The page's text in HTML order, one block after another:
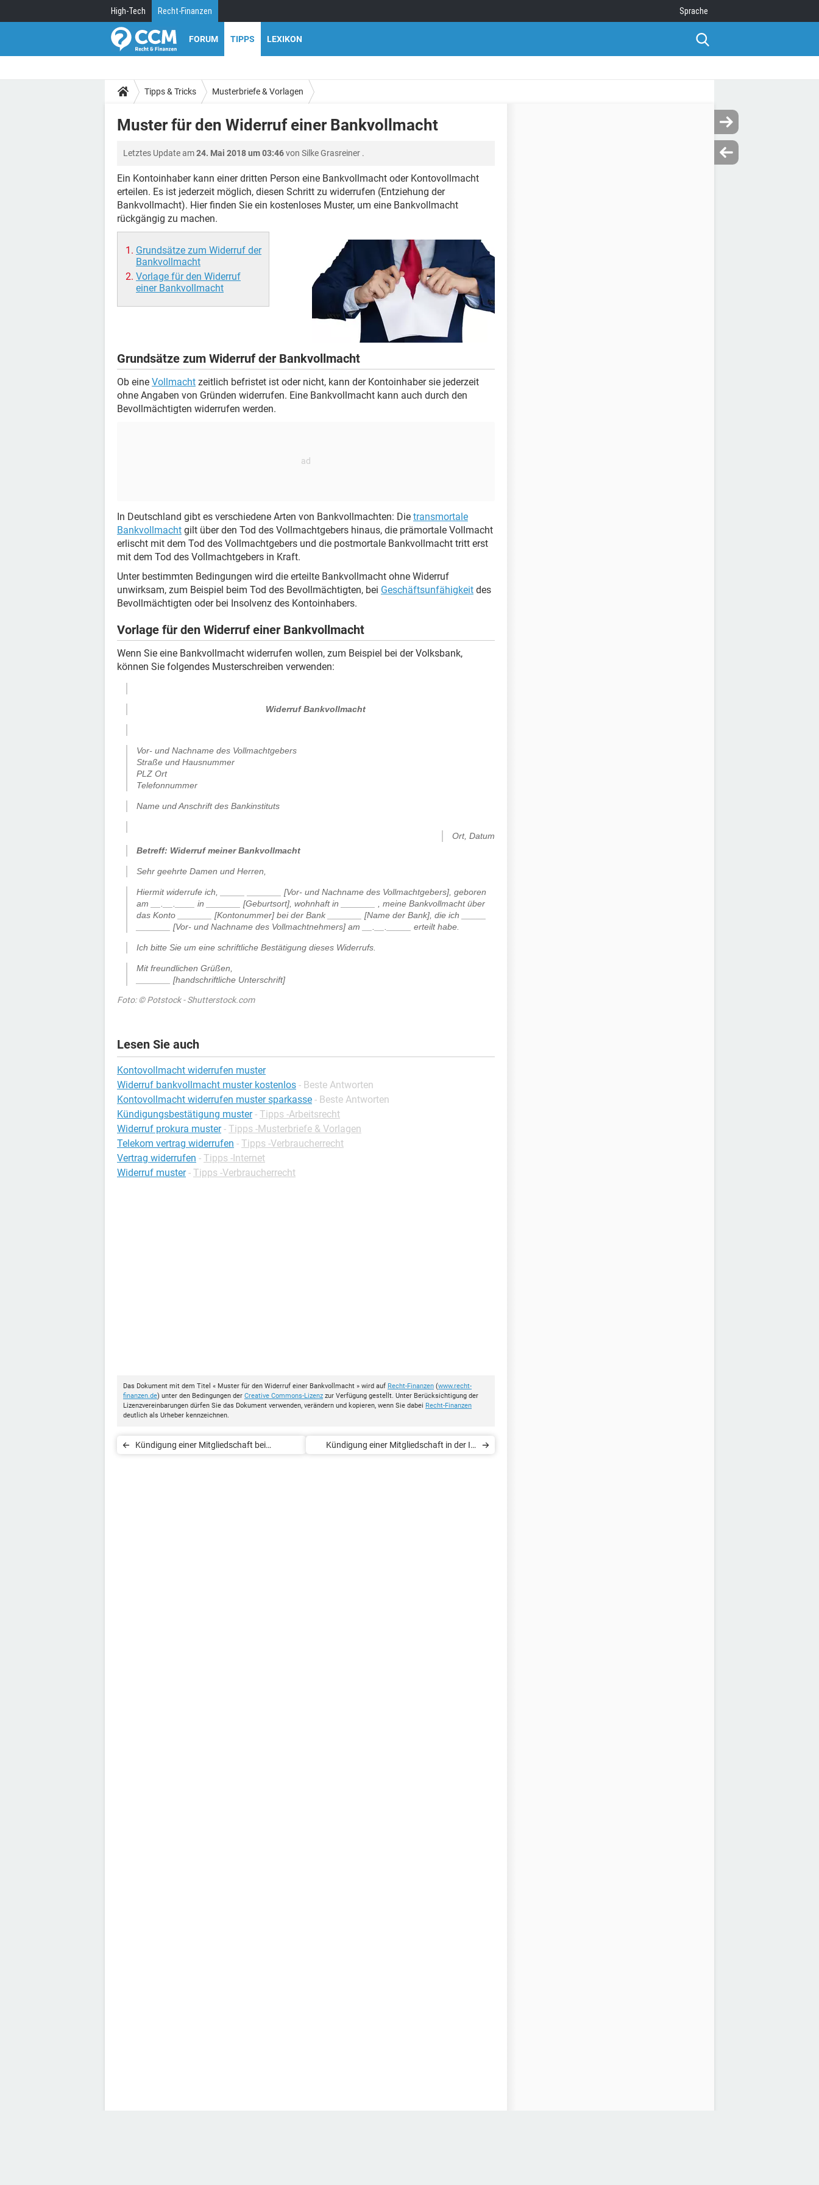
High-Tech Recht-Finanzen Sprache
FORUM TIPPS LEXIKON
Tipps & Tricks Musterbriefe & Vorlagen
Muster für den Widerruf einer Bankvollmacht
Letztes Update am24. Mai 2018 um 03:46von Silke Grasreiner .
Ein Kontoinhaber kann einer dritten Person eine Bankvollmacht oder Kontovollmacht
erteilen. Es ist jederzeit möglich, diesen Schritt zu widerrufen (Entziehung der
Bankvollmacht). Hier finden Sie ein kostenloses Muster, um eine Bankvollmacht
rückgängig zu machen.
Grundsätze zum Widerruf der
Bankvollmacht
Vorlage für den Widerruf
einer Bankvollmacht
Grundsätze zum Widerruf der Bankvollmacht
Ob eine Vollmacht zeitlich befristet ist oder nicht, kann der Kontoinhaber sie jederzeit
ohne Angaben von Gründen widerrufen. Eine Bankvollmacht kann auch durch den
Bevollmächtigten widerrufen werden.
In Deutschland gibt es verschiedene Arten von Bankvollmachten: Die transmortale
Bankvollmacht gilt über den Tod des Vollmachtgebers hinaus, die prämortale Vollmacht
erlischt mit dem Tod des Vollmachtgebers und die postmortale Bankvollmacht tritt erst
mit dem Tod des Vollmachtgebers in Kraft.
Unter bestimmten Bedingungen wird die erteilte Bankvollmacht ohne Widerruf
unwirksam, zum Beispiel beim Tod des Bevollmächtigten, bei Geschäftsunfähigkeit des
Bevollmächtigten oder bei Insolvenz des Kontoinhabers.
Vorlage für den Widerruf einer Bankvollmacht
Wenn Sie eine Bankvollmacht widerrufen wollen, zum Beispiel bei der Volksbank,
können Sie folgendes Musterschreiben verwenden:
Widerruf Bankvollmacht
Vor- und Nachname des Vollmachtgebers
Straße und Hausnummer
PLZ Ort
Telefonnummer
Name und Anschrift des Bankinstituts
Ort, Datum
Betreff: Widerruf meiner Bankvollmacht
Sehr geehrte Damen und Herren,
Hiermit widerrufe ich, _____ _______ [Vor- und Nachname des Vollmachtgebers], geboren
am __.__.____ in _______ [Geburtsort], wohnhaft in _______ , meine Bankvollmacht über
das Konto _______ [Kontonummer] bei der Bank _______ [Name der Bank], die ich _____
_______ [Vor- und Nachname des Vollmachtnehmers] am __.__._____ erteilt habe.
Ich bitte Sie um eine schriftliche Bestätigung dieses Widerrufs.
Mit freundlichen Grüßen,
_______ [handschriftliche Unterschrift]
Foto: © Potstock - Shutterstock.com
Lesen Sie auch
Kontovollmacht widerrufen muster
Widerruf bankvollmacht muster kostenlos - Beste Antworten
Kontovollmacht widerrufen muster sparkasse - Beste Antworten
Kündigungsbestätigung muster - Tipps -Arbeitsrecht
Widerruf prokura muster - Tipps -Musterbriefe & Vorlagen
Telekom vertrag widerrufen - Tipps -Verbraucherrecht
Vertrag widerrufen - Tipps -Internet
Widerruf muster - Tipps -Verbraucherrecht
Das Dokument mit dem Titel « Muster für den Widerruf einer Bankvollmacht » wird auf Recht-Finanzen (www.recht-
finanzen.de) unter den Bedingungen der Creative Commons-Lizenz zur Verfügung gestellt. Unter Berücksichtigung der
Lizenzvereinbarungen dürfen Sie das Dokument verwenden, verändern und kopieren, wenn Sie dabei Recht-Finanzen
deutlich als Urheber kennzeichnen.
Kündigung einer Mitgliedschaft bei
Kündigung einer Mitgliedschaft in der IG